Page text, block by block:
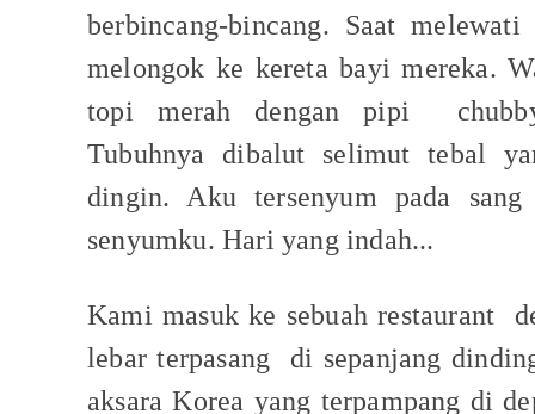
berbincang-bincang. Saat
melongok ke kereta bayi mereka.
topi merah dengan pipi
Tubuhnya dibalut selimut tebal
dingin. Aku tersenyum pada
senyumku. Hari yang indah...
Kami masuk ke sebuah restaurant
lebar terpasang
di sepanjang
aksara Korea yang terpampang di